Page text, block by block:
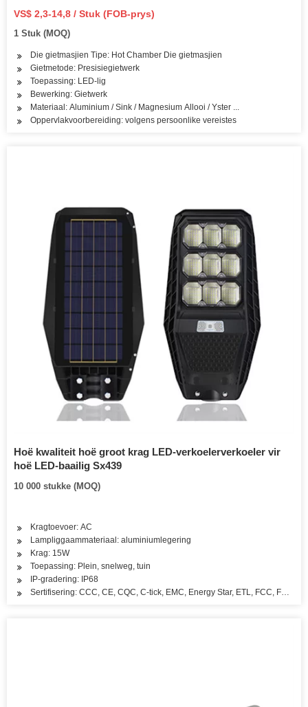
VS$ 2,3-14,8 / Stuk (FOB-prys)
1 Stuk (MOQ)
Die gietmasjien Tipe: Hot Chamber Die gietmasjien
Gietmetode: Presisiegietwerk
Toepassing: LED-lig
Bewerking: Gietwerk
Materiaal: Aluminium / Sink / Magnesium Allooi / Yster ...
Oppervlakvoorbereiding: volgens persoonlike vereistes
Hoë kwaliteit hoë groot krag LED-verkoelerverkoeler vir
hoë LED-baailig Sx439
10 000 stukke (MOQ)
Kragtoevoer: AC
Lampliggaammateriaal: aluminiumlegering
Krag: 15W
Toepassing: Plein, snelweg, tuin
IP-gradering: IP68
Sertifisering: CCC, CE, CQC, C-tick, EMC, Energy Star, ETL, FCC, FDA,